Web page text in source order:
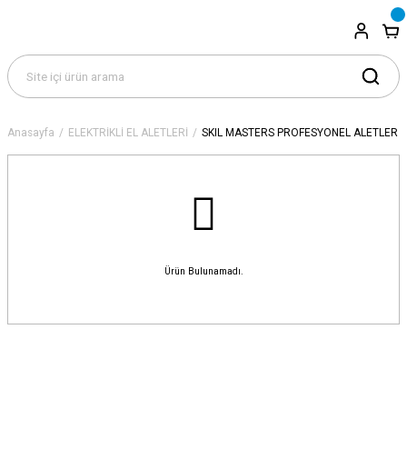
Anasayfa ELEKTRİKLİ EL ALETLERİ SKIL MASTERS PROFESYONEL ALETLER
Ürün Bulunamadı.